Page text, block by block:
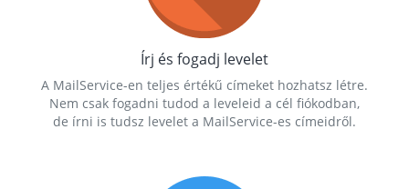
Írj és fogadj levelet
A MailService-en teljes értékű címeket hozhatsz létre.
Nem csak fogadni tudod a leveleid a cél fiókodban,
de írni is tudsz levelet a MailService-es címeidről.